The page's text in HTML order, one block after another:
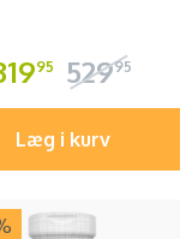
95 52995
Læg i kurv